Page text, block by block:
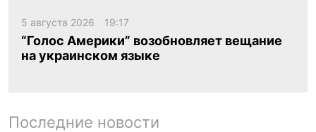
5 августа 2026 19:17
“Голос Америки” возобновляет вещание
на украинском языке
Последние новости